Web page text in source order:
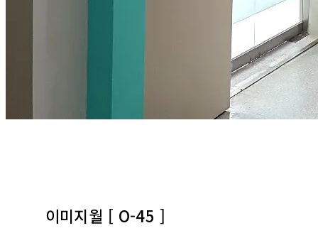
이미지월 [ O-45 ]